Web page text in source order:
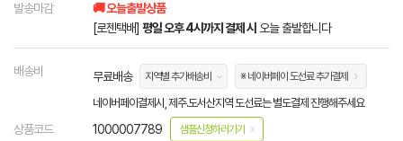
발송마감
🚚 오늘출발상품
[로젠택배] 평일 오후 4시까지 결제 시 오늘 출발합니다
배송비 무료배송 지역별 추가배송비 ※ 네이버페이 도선료 추가결제
네이버페이결제시, 제주.도서산지역 도선료는 별도결제 진행해주세요
상품코드 1000007789 샘플신청하러가기